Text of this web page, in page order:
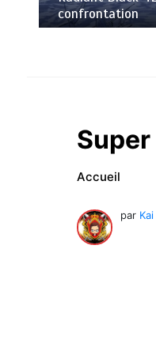
axée
Super
Accueil
par Kai